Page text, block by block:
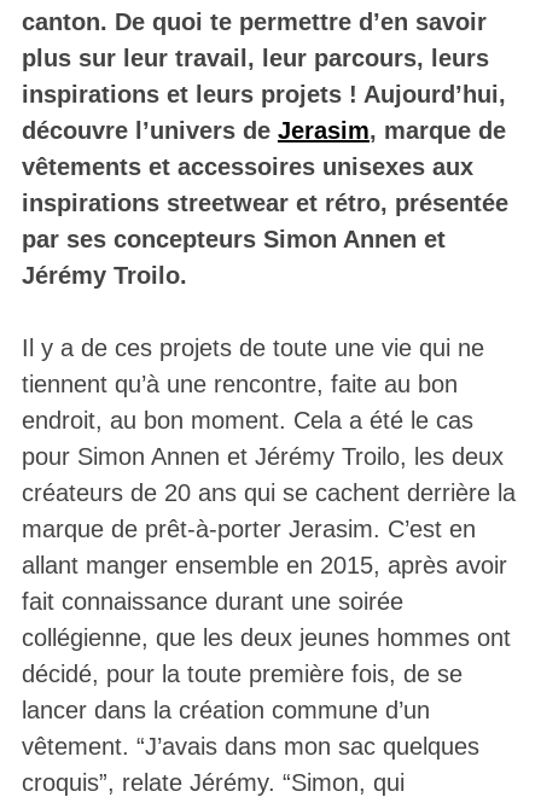
canton. De quoi te permettre d’en savoir
plus sur leur travail, leur parcours, leurs
inspirations et leurs projets ! Aujourd’hui,
découvre l’univers de Jerasim, marque de
vêtements et accessoires unisexes aux
inspirations streetwear et rétro, présentée
par ses concepteurs Simon Annen et
Jérémy Troilo.
Il y a de ces projets de toute une vie qui ne
tiennent qu’à une rencontre, faite au bon
endroit, au bon moment. Cela a été le cas
pour Simon Annen et Jérémy Troilo, les deux
créateurs de 20 ans qui se cachent derrière la
marque de prêt-à-porter Jerasim. C’est en
allant manger ensemble en 2015, après avoir
fait connaissance durant une soirée
collégienne, que les deux jeunes hommes ont
décidé, pour la toute première fois, de se
lancer dans la création commune d’un
vêtement. “J’avais dans mon sac quelques
croquis”, relate Jérémy. “Simon, qui